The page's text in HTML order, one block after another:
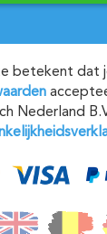
betekent dat
Nederland